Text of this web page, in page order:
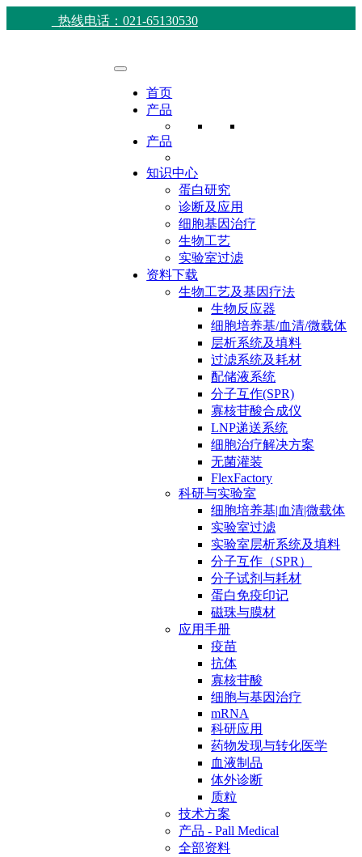
热线电话：021-65130530
首页
产品
产品
知识中心
蛋白研究
诊断及应用
细胞基因治疗
生物工艺
实验室过滤
资料下载
生物工艺及基因疗法
生物反应器
细胞培养基/血清/微载体
层析系统及填料
过滤系统及耗材
配储液系统
分子互作(SPR)
寡核苷酸合成仪
LNP递送系统
细胞治疗解决方案
无菌灌装
FlexFactory
科研与实验室
细胞培养基|血清|微载体
实验室过滤
实验室层析系统及填料
分子互作（SPR）
分子试剂与耗材
蛋白免疫印记
磁珠与膜材
应用手册
疫苗
抗体
寡核苷酸
细胞与基因治疗
mRNA
科研应用
药物发现与转化医学
血液制品
体外诊断
质粒
技术方案
产品 - Pall Medical
全部资料